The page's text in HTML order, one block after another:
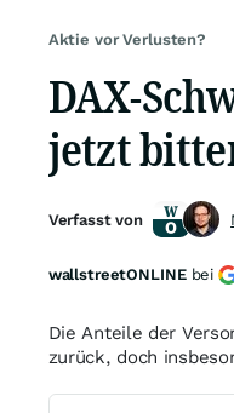
Aktie vor Verlusten?
DAX-
jetzt
Die Anteile der
zurück, doch
Verfasst von
wallstreetONLINE bei